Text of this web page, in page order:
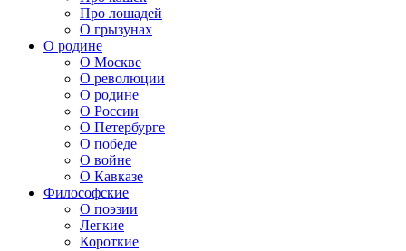
Про лошадей
О грызунах
О родине
О Москве
О революции
О родине
О России
О Петербурге
О победе
О войне
О Кавказе
Философские
О поэзии
Легкие
Короткие